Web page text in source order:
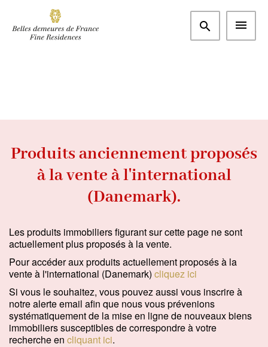
Produits anciennement proposés
à la vente à l'international
(Danemark).
Les produits immobiliers figurant sur cette page ne sont
actuellement plus proposés à la vente.
Pour accéder aux produits actuellement proposés à la
vente à l'international (Danemark) cliquez ici
Si vous le souhaitez, vous pouvez aussi vous inscrire à
notre alerte email afin que nous vous prévenions
systématiquement de la mise en ligne de nouveaux biens
immobiliers susceptibles de correspondre à votre
recherche en cliquant ici.